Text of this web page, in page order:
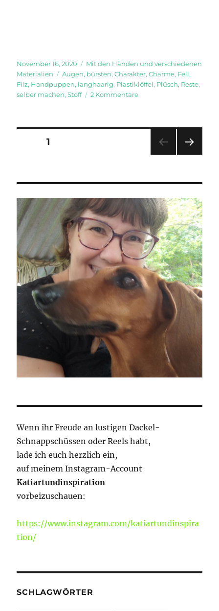
Veröffentlicht
am
November 16, 2020 Kategorien
Mit den Händen und verschiedenen
Materialien
Schlagwörter
Augen, bürsten,Charakter,Charme, Fell,
Filz, Handpuppen, langhaarig, Plastiklöffel, Plüsch, Reste,
selber machen,Stoff 2 Kommentarezu
Seitennummerierung
Beiträge
SEITE1
E
Wenn ihr Freude an lustigen Dackel-
Schnappschüssen oder Reels habt,
lade ich euch herzlich ein,
auf meinem Instagram-Account
Katiartundinspiration
vorbeizuschauen:
https://www.instagram.com/katiartundinspira
tion/
SCHLAGWÖRTER